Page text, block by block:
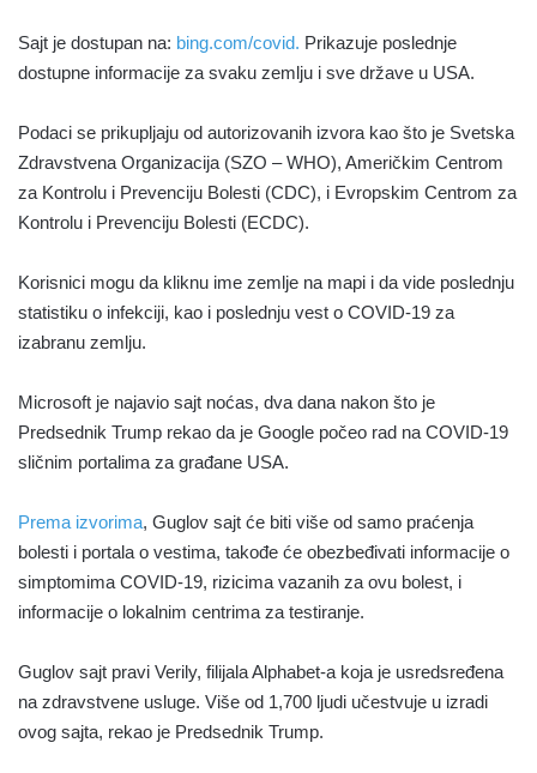
Sajt je dostupan na: bing.com/covid. Prikazuje poslednje
dostupne informacije za svaku zemlju i sve države u USA.
Podaci se prikupljaju od autorizovanih izvora kao što je Svetska
Zdravstvena Organizacija (SZO – WHO), Američkim Centrom
za Kontrolu i Prevenciju Bolesti (CDC), i Evropskim Centrom za
Kontrolu i Prevenciju Bolesti (ECDC).
Korisnici mogu da kliknu ime zemlje na mapi i da vide poslednju
statistiku o infekciji, kao i poslednju vest o COVID-19 za
izabranu zemlju.
Microsoft je najavio sajt noćas, dva dana nakon što je
Predsednik Trump rekao da je Google počeo rad na COVID-19
sličnim portalima za građane USA.
Prema izvorima, Guglov sajt će biti više od samo praćenja
bolesti i portala o vestima, takođe će obezbeđivati informacije o
simptomima COVID-19, rizicima vazanih za ovu bolest, i
informacije o lokalnim centrima za testiranje.
Guglov sajt pravi Verily, filijala Alphabet-a koja je usredsređena
na zdravstvene usluge. Više od 1,700 ljudi učestvuje u izradi
ovog sajta, rekao je Predsednik Trump.